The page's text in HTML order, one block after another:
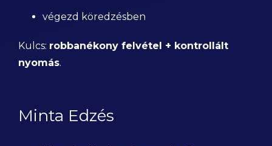
végezd köredzésben
Kulcs: robbanékony felvétel + kontrollált
nyomás.
Minta Edzés